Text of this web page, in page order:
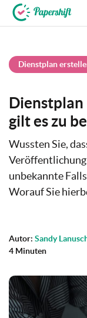
Dienstplan
gilt es zu
Wussten Sie,
unbekannte
Worauf Sie
Autor: Sandy
4 Minuten